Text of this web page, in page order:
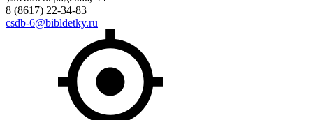
8 (8617) 22-34-83
csdb-6@bibldetky.ru